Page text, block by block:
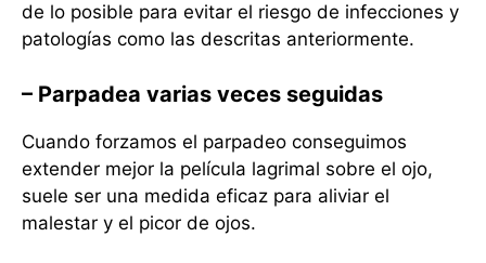
de lo posible para evitar el riesgo de infecciones y
patologías como las descritas anteriormente.
– Parpadea varias veces seguidas
Cuando forzamos el parpadeo conseguimos
extender mejor la película lagrimal sobre el ojo,
suele ser una medida eficaz para aliviar el
malestar y el picor de ojos.